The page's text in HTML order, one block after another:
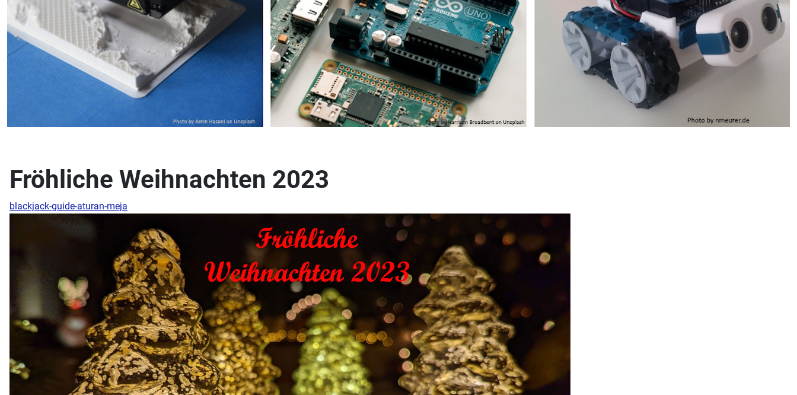
Fröhliche Weihnachten 2023
blackjack-guide-aturan-meja